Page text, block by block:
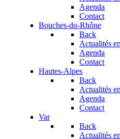
Agenda
Contact
Bouches-du-Rhône
Back
Actualités
Agenda
Contact
Hautes-Alpes
Back
Actualités
Agenda
Contact
Var
Back
Actualités